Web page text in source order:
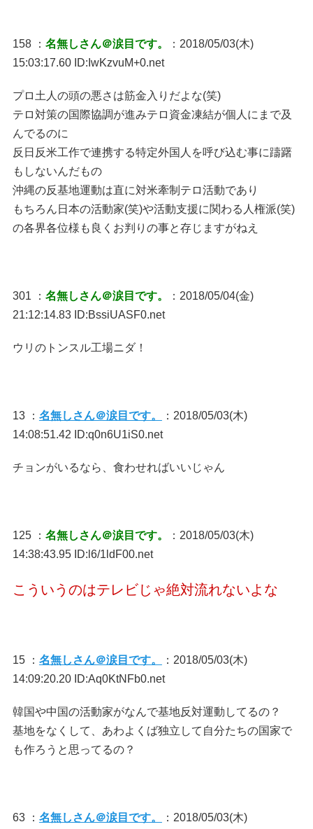
158 ： 名無しさん＠涙目です。
：2018/05/03(木)
15:03:17.60 ID:IwKzvuM+0.net
プロ土人の頭の悪さは筋金入りだよな(笑)
テロ対策の国際協調が進みテロ資金凍結が個人にまで及
んでるのに
反日反米工作で連携する特定外国人を呼び込む事に躊躇
もしないんだもの
沖縄の反基地運動は直に対米牽制テロ活動であり
もちろん日本の活動家(笑)や活動支援に関わる人権派(笑)
の各界各位様も良くお判りの事と存じますがねえ
301 ： 名無しさん＠涙目です。
：2018/05/04(金)
21:12:14.83 ID:BssiUASF0.net
ウリのトンスル工場ニダ！
13 ： 名無しさん＠涙目です。
：2018/05/03(木)
14:08:51.42 ID:q0n6U1iS0.net
チョンがいるなら、食わせればいいじゃん
125 ： 名無しさん＠涙目です。
：2018/05/03(木)
14:38:43.95 ID:l6/1ldF00.net
こういうのはテレビじゃ絶対流れないよな
15 ： 名無しさん＠涙目です。
：2018/05/03(木)
14:09:20.20 ID:Aq0KtNFb0.net
韓国や中国の活動家がなんで基地反対運動してるの？
基地をなくして、あわよくば独立して自分たちの国家で
も作ろうと思ってるの？
63 ： 名無しさん＠涙目です。
：2018/05/03(木)